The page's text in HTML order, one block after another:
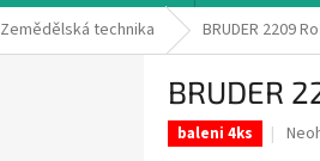
Zemědělská technika BRUDER 2209
BRUDER
baleni 4ks